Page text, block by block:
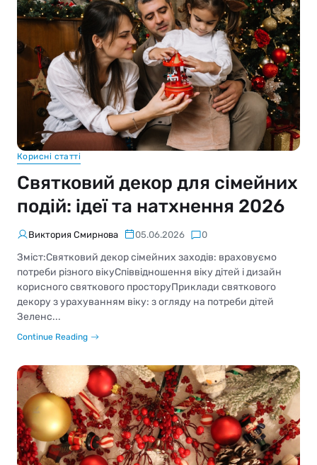
Корисні статті
Святковий декор для сімейних
подій: ідеї та натхнення 2026
Виктория Смирнова 05.06.2026 0
Зміст:Святковий декор сімейних заходів: враховуємо
потреби різного вікуСпіввідношення віку дітей і дизайн
корисного святкового просторуПриклади святкового
декору з урахуванням віку: з огляду на потреби дітей
Зеленс...
Continue Reading